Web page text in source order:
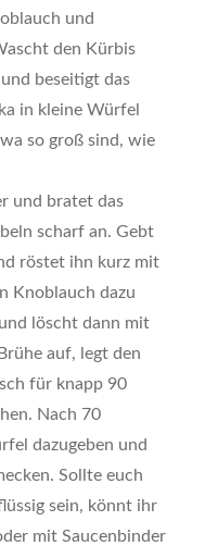
und
den Kürbis
beseitigt das
in kleine Würfel
so groß sind, wie
und bratet das
scharf an. Gebt
röstet ihn kurz mit
Knoblauch dazu
löscht dann mit
auf, legt den
für knapp 90
Nach 70
dazugeben und
Sollte euch
sein, könnt ihr
mit Saucenbinder